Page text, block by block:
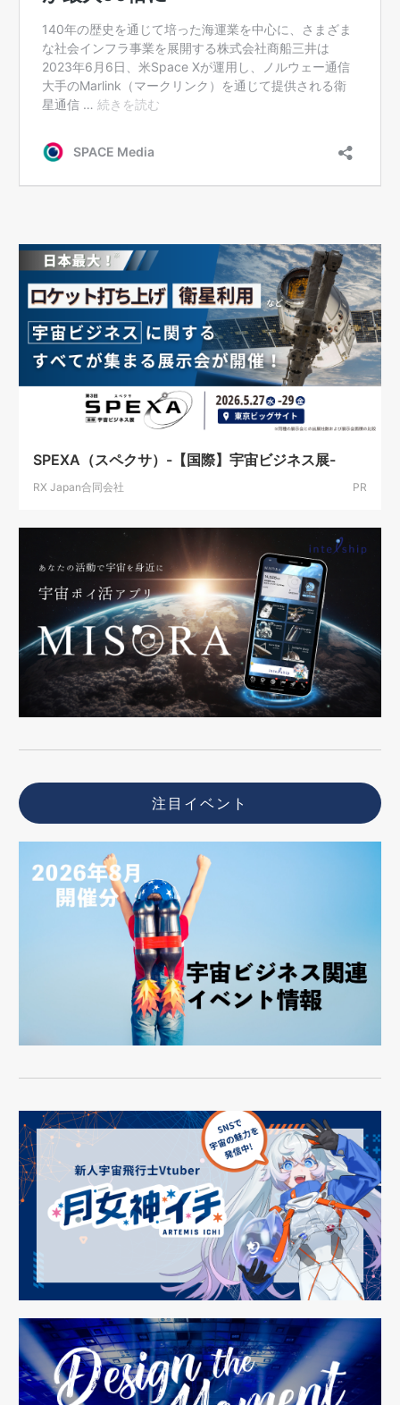
SPEXA（スペクサ）-【国際】宇宙ビジネス展-
RX Japan合同会社 PR
注目イベント